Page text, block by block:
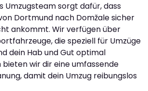
Umzugsteam sorgt dafür, dass
Dortmund nach Domžale sicher
ankommt. Wir verfügen über
die speziell für Umzüge
dein Hab und Gut optimal
bieten wir dir eine umfassende
damit dein Umzug reibungslos